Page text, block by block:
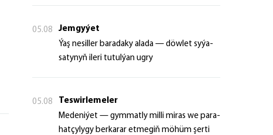
05.08
Jemgyýet
Ýaş ne­sil­ler ba­ra­da­ky ala­da — döw­let sy­ýa­
sa­ty­nyň ile­ri tu­tul­ýan ug­ry
05.08
Teswirlemeler
Me­de­ni­ýet — gym­mat­ly milli mi­ras we pa­ra­
hat­çy­ly­gy ber­ka­rar et­me­giň mö­hüm şer­ti